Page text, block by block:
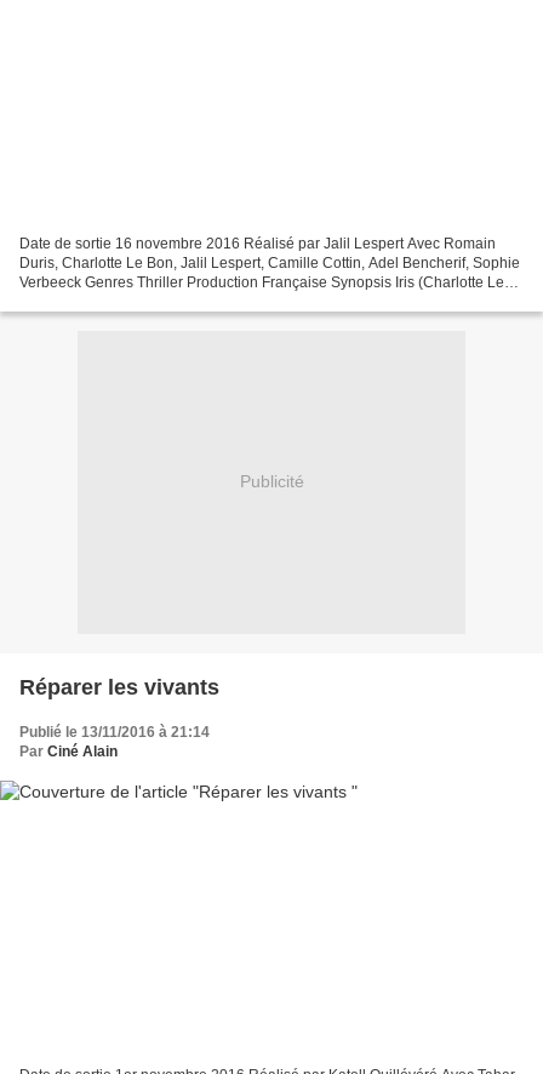
Date de sortie 16 novembre 2016 Réalisé par Jalil Lespert Avec Romain
Duris, Charlotte Le Bon, Jalil Lespert, Camille Cottin, Adel Bencherif, Sophie
Verbeeck Genres Thriller Production Française Synopsis Iris (Charlotte Le
Publicité
Réparer les vivants
Publié le 13/11/2016 à 21:14
Par Ciné Alain